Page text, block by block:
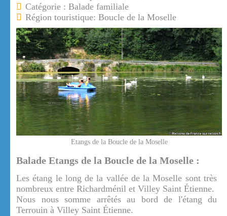
Catégorie : Balade familiale
Région touristique: Boucle de la Moselle
Etangs de la Boucle de la Moselle
Balade Etangs de la Boucle de la Moselle :
Les étang le long de la vallée de la Moselle sont très
nombreux entre Richardménil et Villey Saint Étienne.
Nous nous somme arrêtés au bord de l'étang du
Terrouin à Villey Saint Étienne.